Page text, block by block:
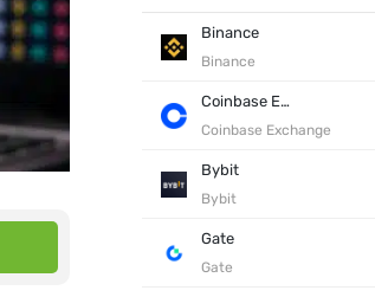
Binance
Binance
Coinbase Exchange
Coinbase Exchange
Bybit
Bybit
Gate
Gate